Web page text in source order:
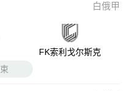
白俄甲
FK索利戈尔斯克